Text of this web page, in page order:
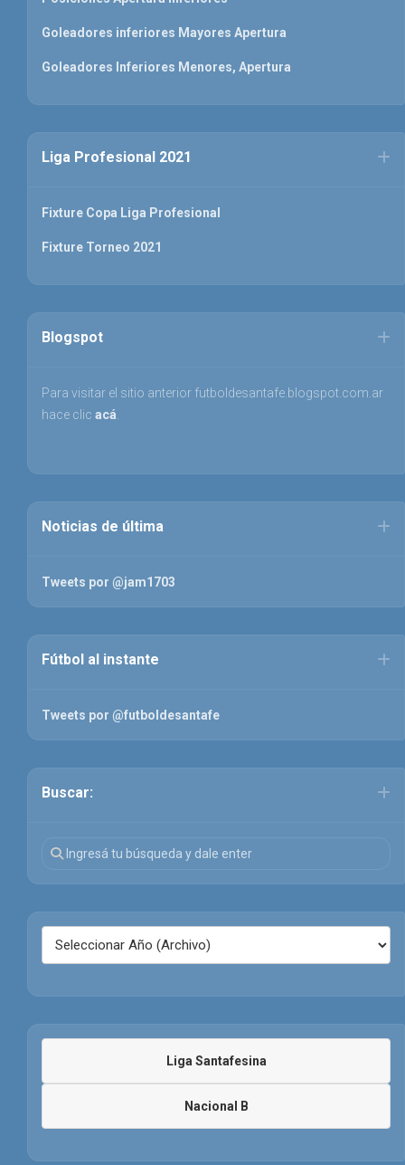
Goleadores inferiores Mayores Apertura
Goleadores Inferiores Menores, Apertura
Liga Profesional 2021
Fixture Copa Liga Profesional
Fixture Torneo 2021
Blogspot
Para visitar el sitio anterior futboldesantafe.blogspot.com.ar
hace clic acá.
Noticias de última
Tweets por @jam1703
Fútbol al instante
Tweets por @futboldesantafe
Buscar:
Liga Santafesina
Nacional B